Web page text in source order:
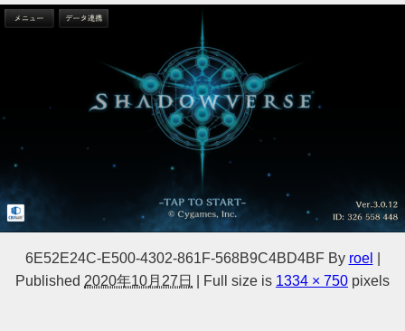
6E52E24C-E500-4302-861F-568B9C4BD4BF By roel
Published 2020年10月27日 Full size is 1334 × 750 pixels